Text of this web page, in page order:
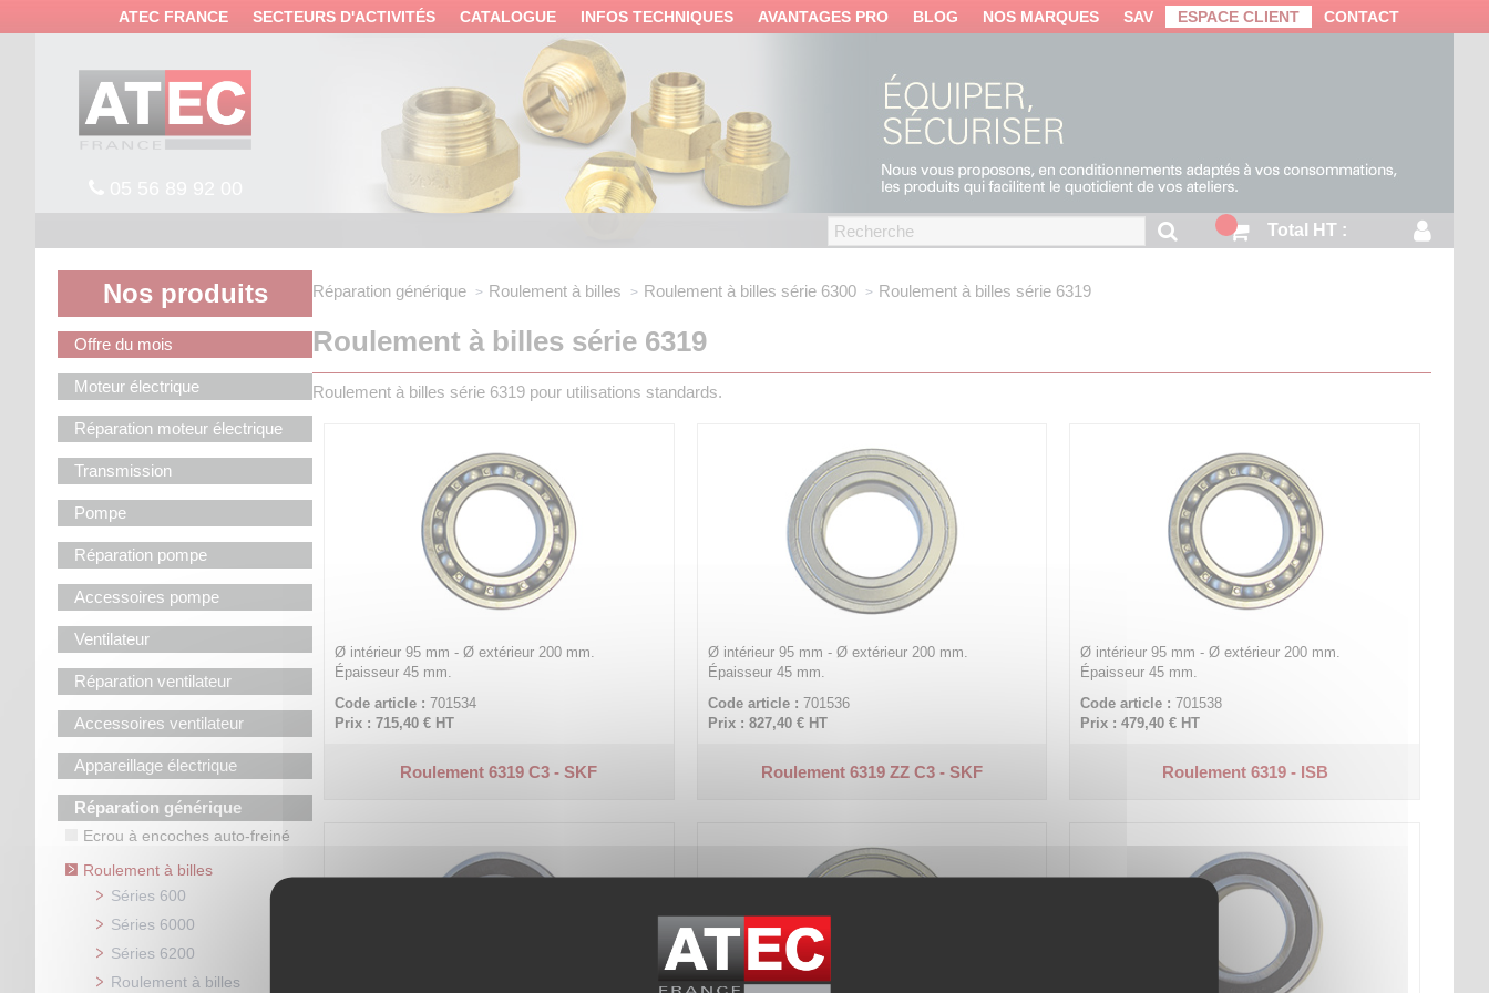
ATEC FRANCE SECTEURS D'ACTIVITÉS CATALOGUE INFOS TECHNIQUES AVANTAGES PRO BLOG NOS MARQUES SAV ESPACE CLIENT CONTACT
Total HT :
Nos produits
Offre du mois
Moteur électrique
Réparation moteur électrique
Transmission
Pompe
Réparation pompe
Accessoires pompe
Ventilateur
Réparation ventilateur
Accessoires ventilateur
Appareillage électrique
Réparation générique
Ecrou à encoches auto-freiné
Roulement à billes
Séries 600
Séries 6000
Séries 6200
Roulement à billes
Réparation générique Roulement à billes Roulement à billes série 6300 Roulement à billes série 6319
Roulement à billes série 6319
Roulement à billes série 6319 pour utilisations standards.
Ø intérieur 95 mm - Ø extérieur 200 mm.
Épaisseur 45 mm.
Code article : 701534
Prix : 715,40 € HT
Roulement 6319 C3 - SKF
Ø intérieur 95 mm - Ø extérieur 200 mm.
Épaisseur 45 mm.
Code article : 701536
Prix : 827,40 €HT
Roulement 6319 ZZ C3 - SKF
Ø intérieur 95 mm - Ø extérieur 200 mm.
Épaisseur 45 mm.
Code article : 701538
Prix : 479,40 € HT
Roulement 6319 - ISB
Panneau de gestion des cookies